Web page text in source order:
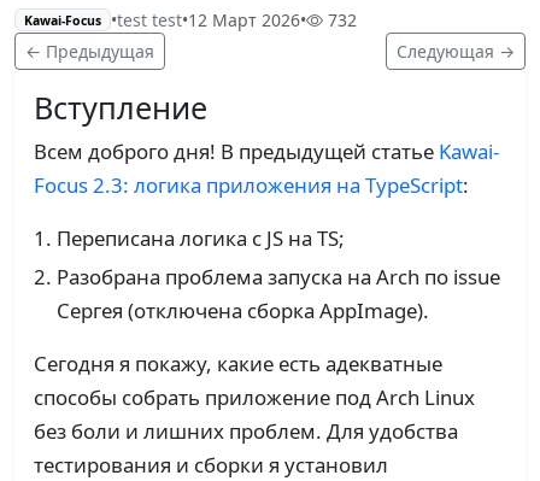
Kawai-Focus •test test•12 Март 2026•
732
← Предыдущая
Следующая →
Вступление
Всем доброго дня! В предыдущей статье Kawai-
Focus 2.3: логика приложения на TypeScript:
Переписана логика с JS на TS;
Разобрана проблема запуска на Arch по issue
Сергея (отключена сборка AppImage).
Сегодня я покажу, какие есть адекватные
способы собрать приложение под Arch Linux
без боли и лишних проблем. Для удобства
тестирования и сборки я установил